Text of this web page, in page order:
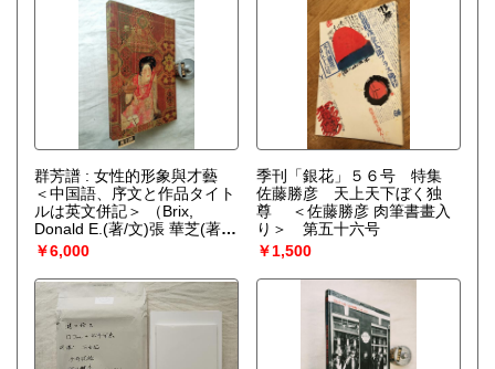
群芳譜 : 女性的形象與才藝
＜中国語、序文と作品タイト
ルは英文併記＞
（Brix,
Donald E.(著/文)張 華芝(著/
文)劉 芳如(著/文)）
￥6,000
季刊「銀花」５６号 特集
佐藤勝彦 天上天下ぼく独
尊 ＜佐藤勝彦 肉筆書畫入
り＞ 第五十六号
￥1,500